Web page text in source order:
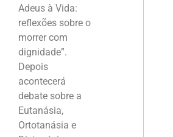
Adeus à Vida:
reflexões sobre o
morrer com
dignidade”.
Depois
acontecerá
debate sobre a
Eutanásia,
Ortotanásia e